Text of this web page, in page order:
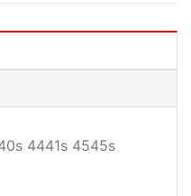
4441s 4545s